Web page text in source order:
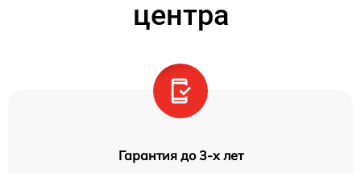
центра
Гарантия до 3-х лет